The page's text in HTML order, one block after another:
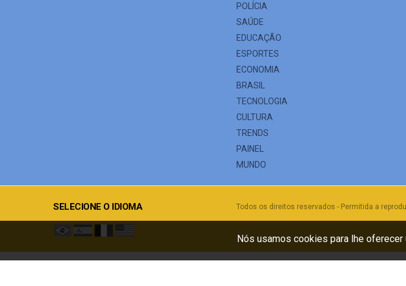
Nós usamos cookies para lhe oferecer
POLÍCIA
SAÚDE
EDUCAÇÃO
ESPORTES
ECONOMIA
BRASIL
TECNOLOGIA
CULTURA
TRENDS
PAINEL
MUNDO
SELECIONE O IDIOMA Todos os direitos reservados - Permitida a